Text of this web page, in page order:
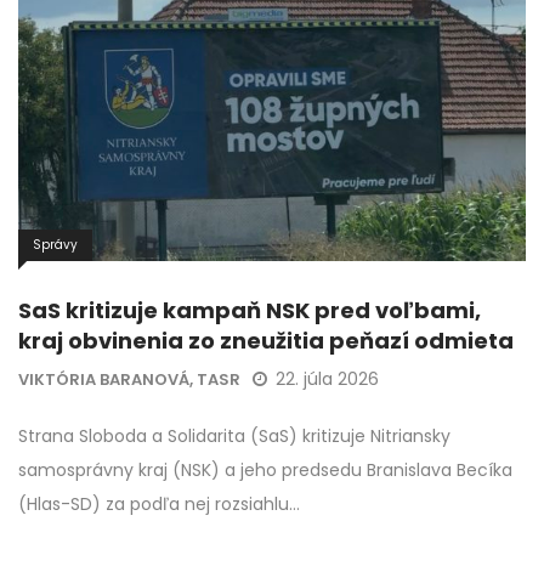
Správy
SaS kritizuje kampaň NSK pred voľbami,
kraj obvinenia zo zneužitia peňazí odmieta
VIKTÓRIA BARANOVÁ, TASR 22. júla 2026
Strana Sloboda a Solidarita (SaS) kritizuje Nitriansky
samosprávny kraj (NSK) a jeho predsedu Branislava Becíka
(Hlas-SD) za podľa nej rozsiahlu…